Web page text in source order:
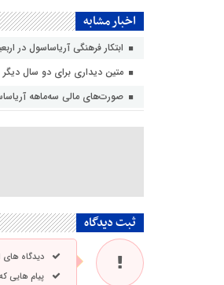
اخبار مشابه
ابتکار فرهنگی آریاساسول در
متین دیداری برای دو سال دیگر
صورت‌های مالی سه‌ماهه
ثبت دیدگاه
دیدگاه
پیام هایی